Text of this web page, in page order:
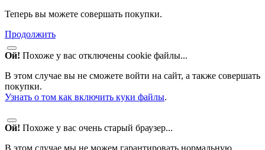
Теперь вы можете совершать покупки.
Продолжить
Ой! Похоже у вас отключены cookie файлы...
В этом случае вы не сможете войти на сайт, а также совершать
покупки.
Узнать о том как включить куки файлы.
Ой! Похоже у вас очень старый браузер...